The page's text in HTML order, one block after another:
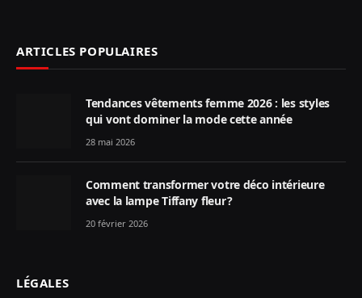
ARTICLES POPULAIRES
Tendances vêtements femme 2026 : les styles
qui vont dominer la mode cette année
28 mai 2026
Comment transformer votre déco intérieure
avec la lampe Tiffany fleur ?
20 février 2026
LÉGALES